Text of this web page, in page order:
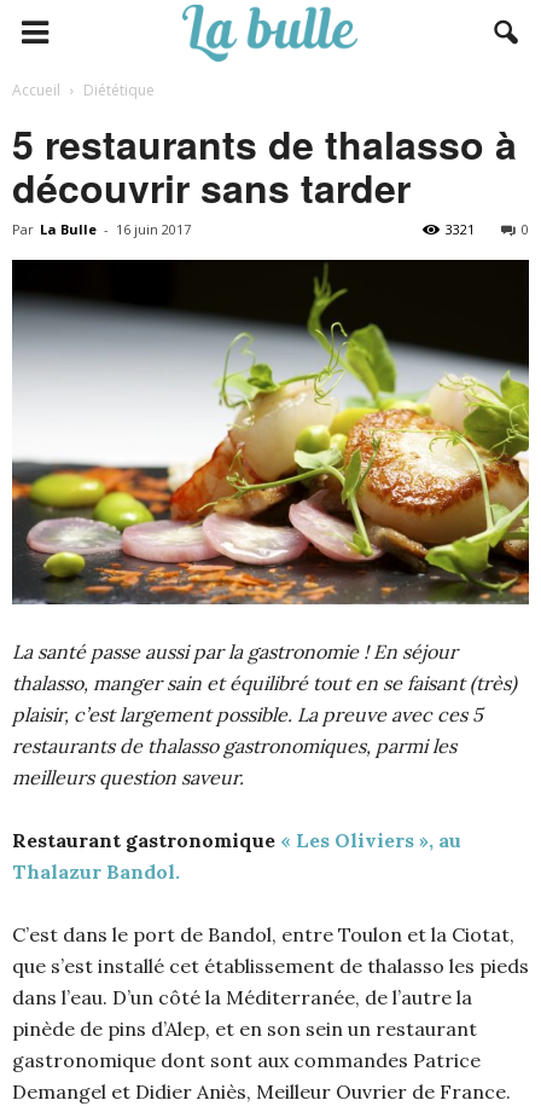
Accueil Diététique
5 restaurants de thalasso à
découvrir sans tarder
Par La Bulle - 16 juin 2017 0
3321
La santé passe aussi par la gastronomie ! En séjour
thalasso, manger sain et équilibré tout en se faisant (très)
plaisir, c’est largement possible. La preuve avec ces 5
restaurants de thalasso gastronomiques, parmi les
meilleurs question saveur.
Restaurant gastronomique « Les Oliviers », au
Thalazur Bandol.
C’est dans le port de Bandol, entre Toulon et la Ciotat,
que s’est installé cet établissement de thalasso les pieds
dans l’eau. D’un côté la Méditerranée, de l’autre la
pinède de pins d’Alep, et en son sein un restaurant
gastronomique dont sont aux commandes Patrice
Demangel et Didier Aniès, Meilleur Ouvrier de France.